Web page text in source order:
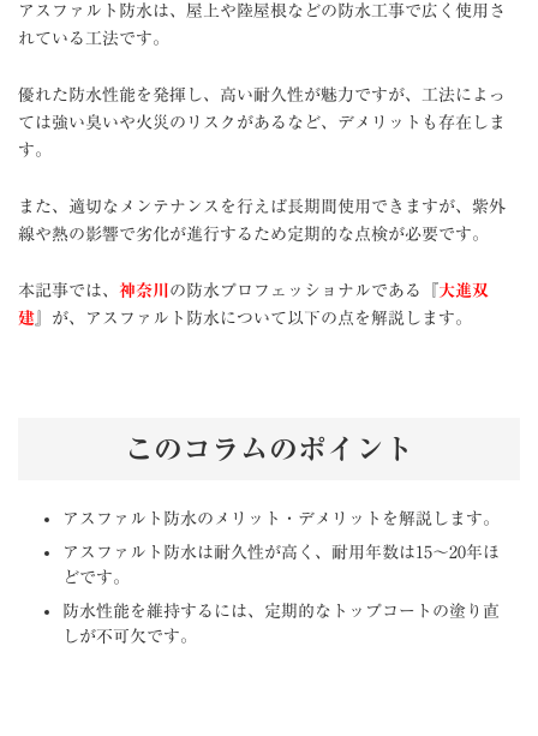
アスファルト防水は、屋上や陸屋根などの防水工事で広く使用さ
れている工法です。
優れた防水性能を発揮し、高い耐久性が魅力ですが、工法によっ
ては強い臭いや火災のリスクがあるなど、デメリットも存在しま
す。
また、適切なメンテナンスを行えば長期間使用できますが、紫外
線や熱の影響で劣化が進行するため定期的な点検が必要です。
本記事では、 神奈川の防水プロフェッショナルである『大進双
建 』が、アスファルト防水について以下の点を解説します。
このコラムのポイント
アスファルト防水のメリット・デメリットを解説します。
アスファルト防水は耐久性が高く、耐用年数は15〜20年ほ
どです。
防水性能を維持するには、定期的なトップコートの塗り直
しが不可欠です。